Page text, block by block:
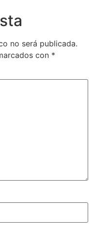
no será publicada.
con *